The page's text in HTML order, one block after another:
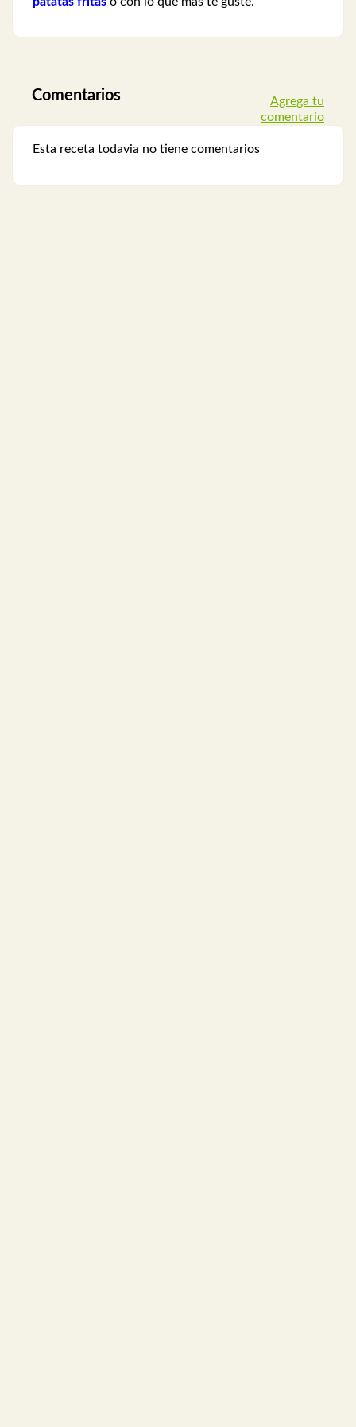
Comentarios
Agrega tu
comentario
Esta receta todavia no tiene comentarios